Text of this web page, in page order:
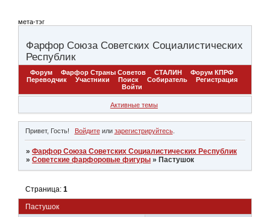
мета-тэг
Фарфор Союза Советских Социалистических
Республик
Форум Фарфор Страны Советов СТАЛИН
Форум КПРФ
Переводчик
Участники Поиск Собиратель
Регистрация
Войти
Активные темы
Привет, Гость! Войдитеили зарегистрируйтесь.
»Фарфор Союза Советских Социалистических Республик
»Советские фарфоровые фигуры » Пастушок
Пастушок
Страница:1